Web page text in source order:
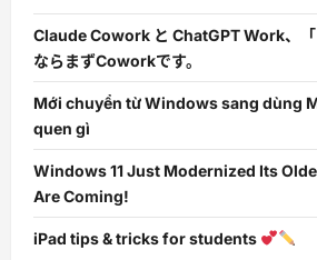
Claude Cowork と ChatGPT Work、「
ならまずCoworkです。
Mới chuyển từ Windows sang dùng
quen gì
Windows 11 Just Modernized Its
Are Coming!
iPad tips & tricks for students